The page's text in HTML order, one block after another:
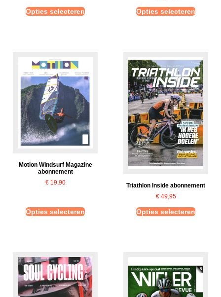
Opties selecteren Opties selecteren
Motion Windsurf Magazine
abonnement
€19,90
Opties selecteren
Triathlon Inside abonnement
€49,95
Opties selecteren